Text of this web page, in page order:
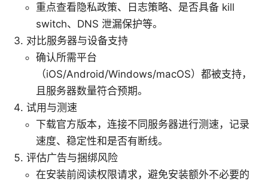
重点查看隐私政策、日志策略、是否具备 kill
switch、DNS 泄漏保护等。
对比服务器与设备支持
确认所需平台
（iOS/Android/Windows/macOS）都被支持，
且服务器数量符合预期。
试用与测速
下载官方版本，连接不同服务器进行测速，记录
速度、稳定性和是否有断线。
评估广告与捆绑风险
在安装前阅读权限请求，避免安装额外不必要的